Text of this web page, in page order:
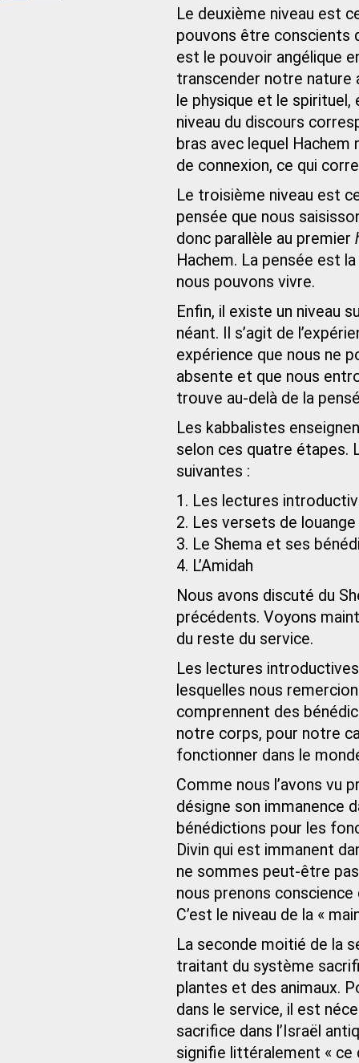
Le deuxième niveau est
pouvons être conscients
est le pouvoir angélique
transcender notre nature
le physique et le
niveau du discours
bras avec lequel
de connexion, ce qui
Le troisième niveau est
pensée que nous
donc parallèle au premier
Hachem. La pensée est
nous pouvons vivre.
Enfin, il existe un niveau
néant. Il s’agit de
expérience que nous ne
absente et que nous
trouve au-delà de la
Les kabbalistes
selon ces quatre étapes.
suivantes :
1. Les lectures
2. Les versets de louange
3. Le Shema et ses
4. L’Amidah
Nous avons discuté du
précédents. Voyons
du reste du service.
Les lectures
lesquelles nous
comprennent des
notre corps, pour notre
fonctionner dans le
Comme nous l’avons vu
désigne son immanence
bénédictions pour les
Divin qui est immanent
ne sommes peut-être
nous prenons
C’est le niveau de la «
La seconde moitié de la
traitant du système
plantes et des animaux.
dans le service, il est
sacrifice dans l’Israël
signifie littéralement « ce